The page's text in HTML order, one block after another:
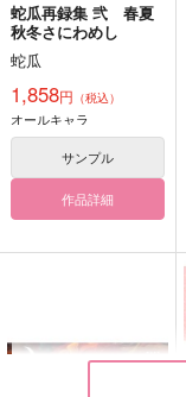
蛇瓜再録集 弐 春夏
秋冬さにわめし
蛇瓜
1,858円 （税込）
オールキャラ
サンプル
作品詳細